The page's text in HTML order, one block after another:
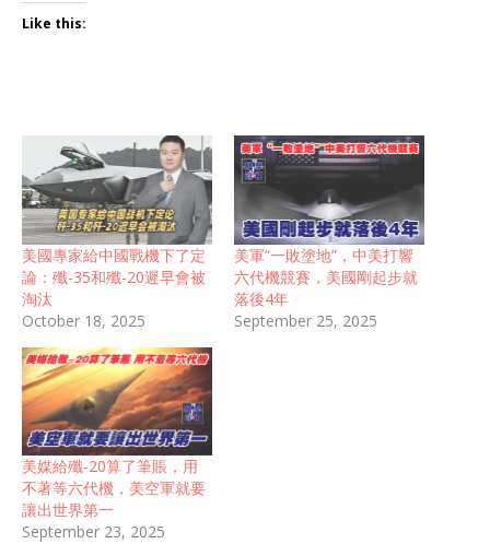
Like this:
美國專家給中國戰機下了定
論：殲-35和殲-20遲早會被
淘汰
October 18, 2025
美軍“一敗塗地”，中美打響
六代機競賽，美國剛起步就
落後4年
September 25, 2025
美媒給殲-20算了筆賬，用
不著等六代機，美空軍就要
讓出世界第一
September 23, 2025